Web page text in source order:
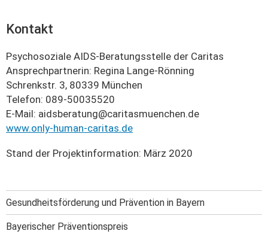
Kontakt
Psychosoziale AIDS-Beratungsstelle der Caritas
Ansprechpartnerin: Regina Lange-Rönning
Schrenkstr. 3, 80339 München
Telefon: 089-50035520
E-Mail: aidsberatung@caritasmuenchen.de
www.only-human-caritas.de
Stand der Projektinformation: März 2020
Gesundheitsförderung und Prävention in Bayern
Bayerischer Präventionspreis